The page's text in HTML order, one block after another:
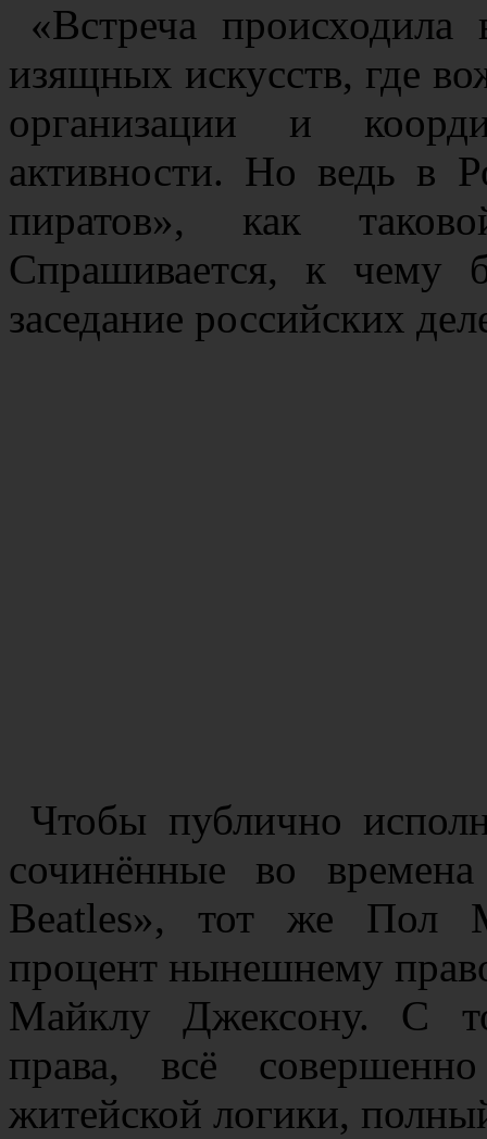
«Встреча
изящных искусств, где
организации и
активности. Но ведь в
пиратов», как
Спрашивается, к чему
заседание российских
Чтобы публично
сочинённые во
Beatles», тот же Пол
процент нынешнему
Майклу Джексону. С
права, всё
житейской логики,